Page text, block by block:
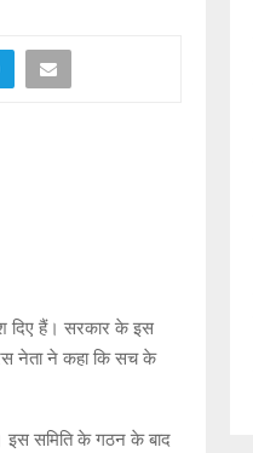
दिए हैं। सरकार के इस
नेता ने कहा कि सच के
इस समिति के गठन के बाद